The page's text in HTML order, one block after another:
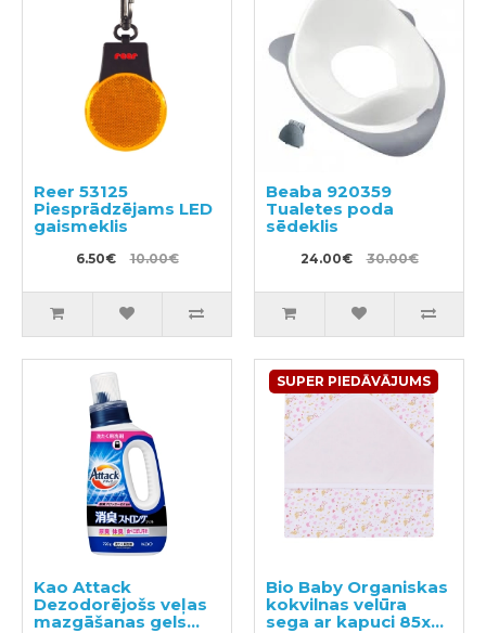
Reer 53125
Piesprādzējams LED
gaismeklis
6.50€ 10.00€
Beaba 920359
Tualetes poda
sēdeklis
24.00€ 30.00€
Kao Attack
Dezodorējošs veļas
mazgāšanas gels
SUPER PIEDĀVĀJUMS
Bio Baby Organiskas
kokvilnas velūra
sega ar kapuci 85x85